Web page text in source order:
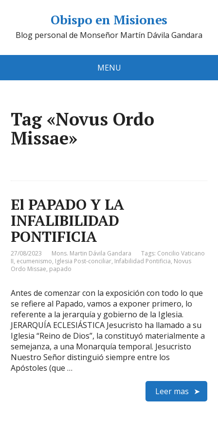
Obispo en Misiones
Blog personal de Monseñor Martín Dávila Gandara
MENU
Tag «Novus Ordo
Missae»
El PAPADO Y LA
INFALIBILIDAD
PONTIFICIA
27/08/2023 Mons. Martin Dávila Gandara Tags: Concilio Vaticano
II, ecumenismo, Iglesia Post-conciliar, Infabilidad Pontificia, Novus
Ordo Missae, papado
Antes de comenzar con la exposición con todo lo que
se refiere al Papado, vamos a exponer primero, lo
referente a la jerarquía y gobierno de la Iglesia.
JERARQUÍA ECLESIÁSTICA Jesucristo ha llamado a su
Iglesia “Reino de Dios”, la constituyó materialmente a
semejanza, a una Monarquía temporal. Jesucristo
Nuestro Señor distinguió siempre entre los
Apóstoles (que …
Leer mas